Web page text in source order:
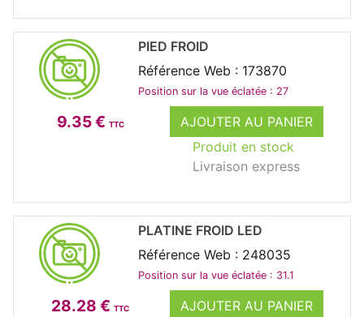
9.35 € TTC
AJOUTER AU PANIER
Produit en stock
Livraison express
PIED FROID
Référence Web : 173870
Position sur la vue éclatée : 27
28.28 € TTC
AJOUTER AU PANIER
PLATINE FROID LED
Référence Web : 248035
Position sur la vue éclatée : 31.1